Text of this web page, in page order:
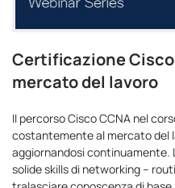
Certificazione
mercato del lavoro
Il percorso Cisco CCNA nel
costantemente al mercato del
aggiornandosi
solide skills di networking –